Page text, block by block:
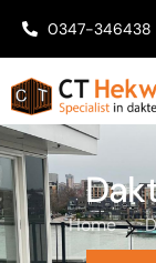
0347-346438
Home